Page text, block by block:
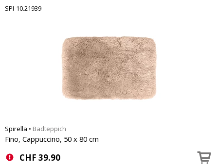
SPI-10.21939
Spirella • Badteppich
Fino, Cappuccino, 50 x 80 cm
CHF 39.90